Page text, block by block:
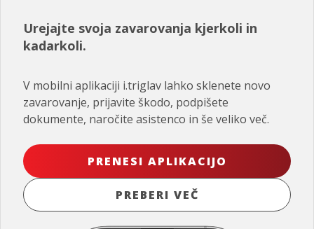
Urejajte svoja zavarovanja kjerkoli in
kadarkoli.
V mobilni aplikaciji i.triglav lahko sklenete novo
zavarovanje, prijavite škodo, podpišete
dokumente, naročite asistenco in še veliko več.
PRENESI APLIKACIJO
PREBERI VEČ